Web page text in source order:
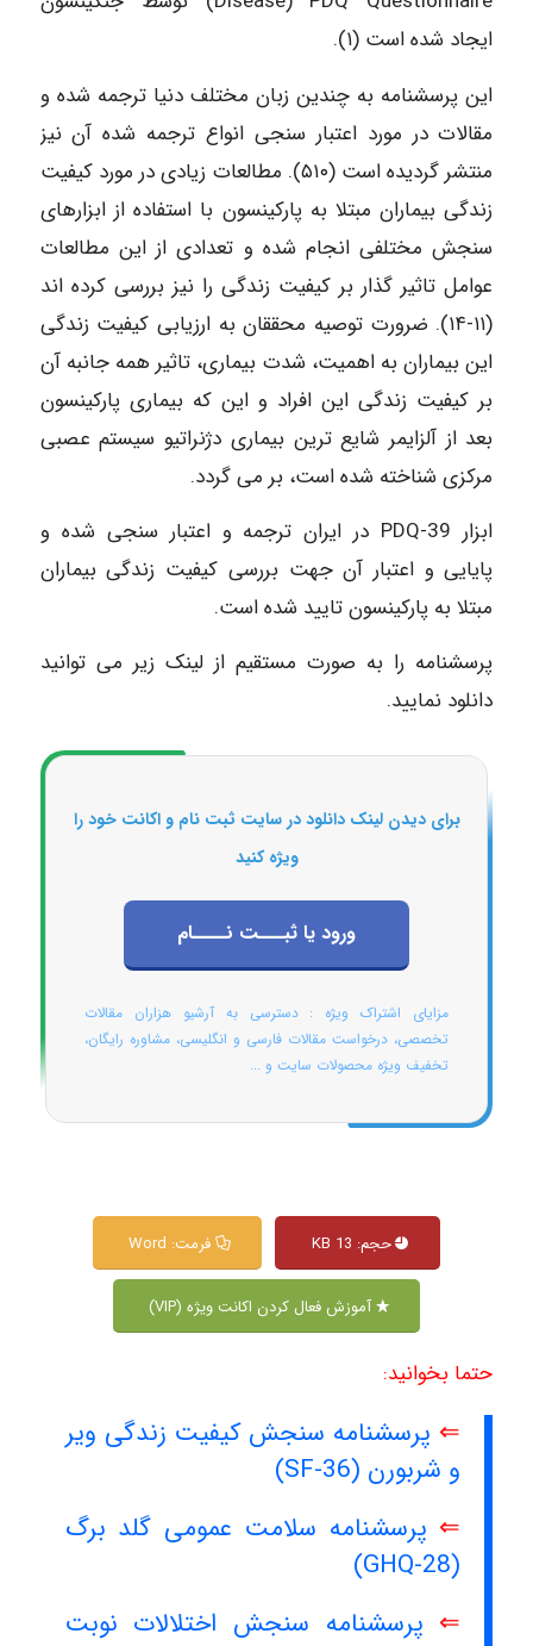
ایجاد شده است (۱).
این پرسشنامه به چندین زبان مختلف دنیا ترجمه شده و
مقالات در مورد اعتبار سنجی انواع ترجمه شده آن نیز
منتشر گردیده است (۵۱۰). مطالعات زیادی در مورد کیفیت
زندگی بیماران مبتلا به پارکینسون با استفاده از ابزارهای
سنجش مختلفی انجام شده و تعدادی از این مطالعات
عوامل تاثیر گذار بر کیفیت زندگی را نیز بررسی کرده اند
(۱۱-۱۴). ضرورت توصیه محققان به ارزیابی کیفیت زندگی
این بیماران به اهمیت، شدت بیماری، تاثیر همه جانبه آن
بر کیفیت زندگی این افراد و این که بیماری پارکینسون
بعد از آلزایمر شایع ترین بیماری دژنراتیو سیستم عصبی
مرکزی شناخته شده است، بر می گردد.
ابزار 39-PDQ در ایران ترجمه و اعتبار سنجی شده و
پایایی و اعتبار آن جهت بررسی کیفیت زندگی بیماران
مبتلا به پارکینسون تایید شده است.
پرسشنامه را به صورت مستقیم از لینک زیر می توانید
دانلود نمایید.
برای دیدن لینک دانلود در سایت ثبت نام و اکانت خود را
ویژه کنید
ورود یا ثبـــت نــــام
مزایای اشتراک ویژه : دسترسی به آرشیو هزاران مقالات
تخصصی، درخواست مقالات فارسی و انگلیسی، مشاوره رایگان،
تخفیف ویژه محصولات سایت و ...
حجم: 13 KB فرمت: Word
آموزش فعال کردن اکانت ویژه (VIP)
حتما بخوانید:
⇐ پرسشنامه سنجش کیفیت زندگی ویر
و شربورن (SF-36)
⇐ پرسشنامه سلامت عمومی گلد برگ
(GHQ-28)
⇐ پرسشنامه سنجش اختلالات نوبت